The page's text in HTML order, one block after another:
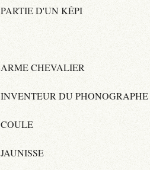
PARTIE D'UN KÉPI
ARME CHEVALIER
INVENTEUR DU PHONOGRAPHE
COULE
JAUNISSE